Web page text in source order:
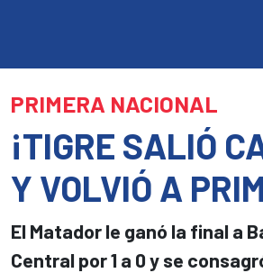
PRIMERA NACIONAL
¡TIGRE SALIÓ
Y VOLVIÓ A
El Matador le ganó la final a
Central por 1 a 0 y se